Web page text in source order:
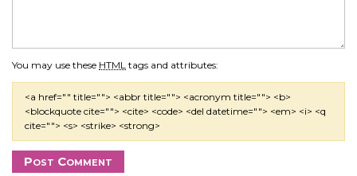
You may use these HTML tags and attributes:
<a href="" title=""> <abbr title=""> <acronym title=""> <b>
<blockquote cite=""> <cite> <code> <del datetime=""> <em> <i> <q
cite=""> <s> <strike> <strong>